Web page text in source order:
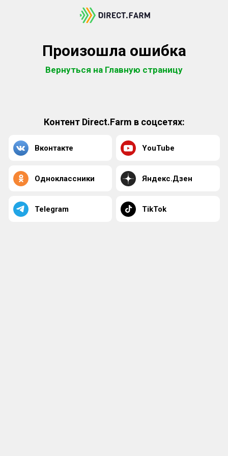
Произошла ошибка
Вернуться на Главную страницу
Контент Direct.Farm в соцсетях:
Вконтакте YouTube
Одноклассники Яндекс.Дзен
Telegram TikTok